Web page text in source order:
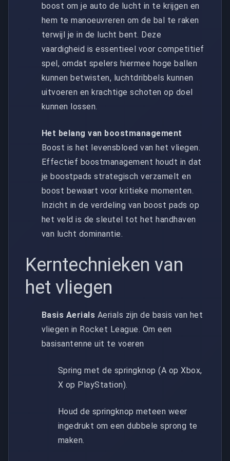
boost om je auto de lucht in te krijgen en
hem te manoeuvreren om de bal te raken
terwijl je in de lucht bent. Deze
vaardigheid is essentieel voor competitief
spel, omdat spelers hiermee hoge ballen
kunnen betwisten, luchtdribbels kunnen
uitvoeren en krachtige schoten op doel
kunnen lossen.
Het belang van boostmanagement
Boost is het levensbloed van het vliegen.
Effectief boostmanagement houdt in dat
je boostpads strategisch verzamelt en
boost bewaart voor kritieke momenten.
Inzicht in de verdeling van boost pads op
het veld is de sleutel tot het handhaven
van lucht dominantie.
Kerntechnieken van
het vliegen
Basis Aerials Aerials zijn de basis van het
vliegen in Rocket League. Om een
basisantenne uit te voeren
Spring met de springknop (A op Xbox,
X op PlayStation).
Houd de springknop meteen weer
ingedrukt om een dubbele sprong te
maken.